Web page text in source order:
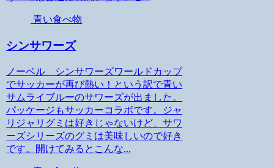
青い食べ物
シンサワーズ
ノーベル シンサワーズワールドカップ
でサッカーが再び熱い！という訳で青い
サムライブルーのサワーズが出ました。
パッケージもサッカーコラボです。ジャ
リジャリグミは好きじゃないけど、サワ
ーズシリーズのグミは美味しいので好き
です。開けてみるとこんな...